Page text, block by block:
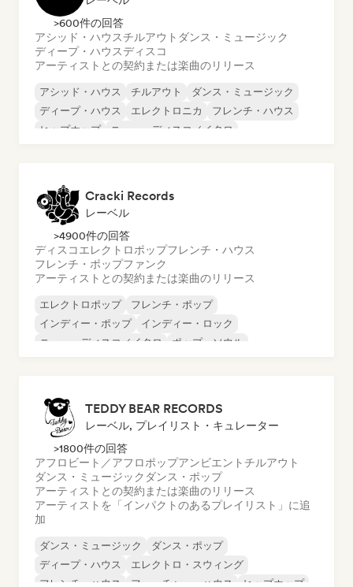
>600件の回答
アシッド・ハウスチルアウト ダンス・ミュージック
ディープ・ハウスディスコ
アーティストとの契約または楽曲のリリース
アシッド・ハウス チルアウト
ダンス・ミュージック
ディープ・ハウス
エレクトロニカ
フレンチ・ハウス
ヒップホップ
ニュー・ディスコ／イタロ
Cracki Records
レーベル
>4900件の回答
ディスコエレクトロポップフレンチ・ハウス
フレンチ・ポップファンク
アーティストとの契約または楽曲のリリース
エレクトロポップ
フレンチ・ポップ
インディー・ポップ
インディー・ロック
ニュー・ディスコ／イタロ
ポップ・ソウル
TEDDY BEAR RECORDS
レーベル, プレイリスト・キュレーター
>1800件の回答
アフロビート／アフロポップアンビエント チルアウト
ダンス・ミュージック ダンス・ポップ
アーティストとの契約または楽曲のリリース
アーティストを「インパクトのあるプレイリスト」に追
加
ダンス・ミュージック
ダンス・ポップ
ディープ・ハウス
エレクトロ・スウィング
フレンチ・ハウス
フューチャー・ハウス
ヒップホップ